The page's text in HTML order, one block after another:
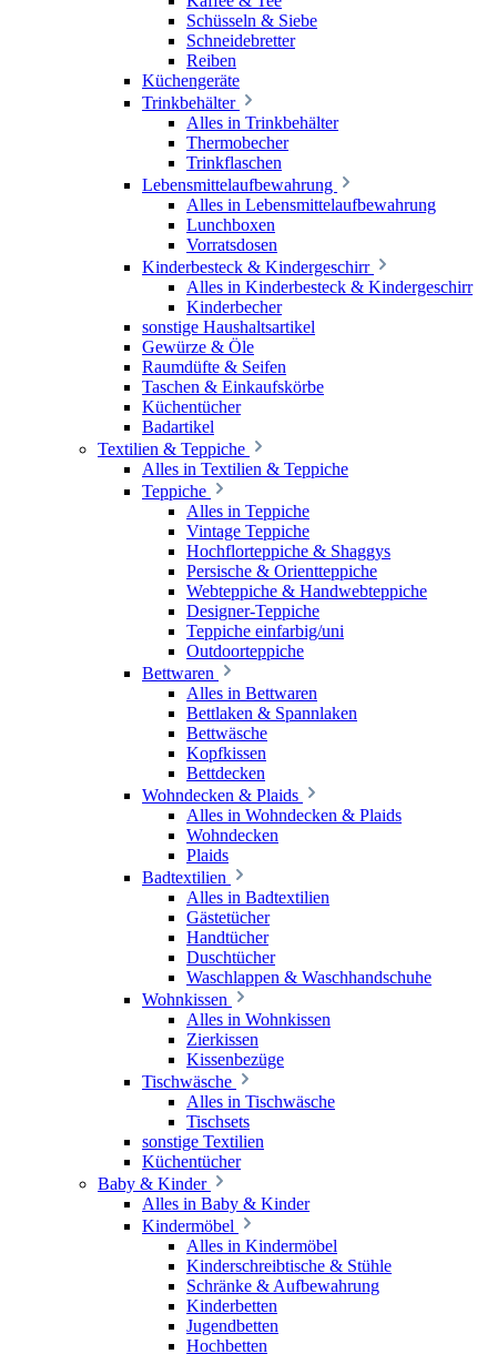
Schüsseln & Siebe
Schneidebretter
Reiben
Küchengeräte
Trinkbehälter
Alles in Trinkbehälter
Thermobecher
Trinkflaschen
Lebensmittelaufbewahrung
Alles in Lebensmittelaufbewahrung
Lunchboxen
Vorratsdosen
Kinderbesteck & Kindergeschirr
Alles in Kinderbesteck & Kindergeschirr
Kinderbecher
sonstige Haushaltsartikel
Gewürze & Öle
Raumdüfte & Seifen
Taschen & Einkaufskörbe
Küchentücher
Badartikel
Textilien & Teppiche
Alles in Textilien & Teppiche
Teppiche
Alles in Teppiche
Vintage Teppiche
Hochflorteppiche & Shaggys
Persische & Orientteppiche
Webteppiche & Handwebteppiche
Designer-Teppiche
Teppiche einfarbig/uni
Outdoorteppiche
Bettwaren
Alles in Bettwaren
Bettlaken & Spannlaken
Bettwäsche
Kopfkissen
Bettdecken
Wohndecken & Plaids
Alles in Wohndecken & Plaids
Wohndecken
Plaids
Badtextilien
Alles in Badtextilien
Gästetücher
Handtücher
Duschtücher
Waschlappen & Waschhandschuhe
Wohnkissen
Alles in Wohnkissen
Zierkissen
Kissenbezüge
Tischwäsche
Alles in Tischwäsche
Tischsets
sonstige Textilien
Küchentücher
Baby & Kinder
Alles in Baby & Kinder
Kindermöbel
Alles in Kindermöbel
Kinderschreibtische & Stühle
Schränke & Aufbewahrung
Kinderbetten
Jugendbetten
Hochbetten